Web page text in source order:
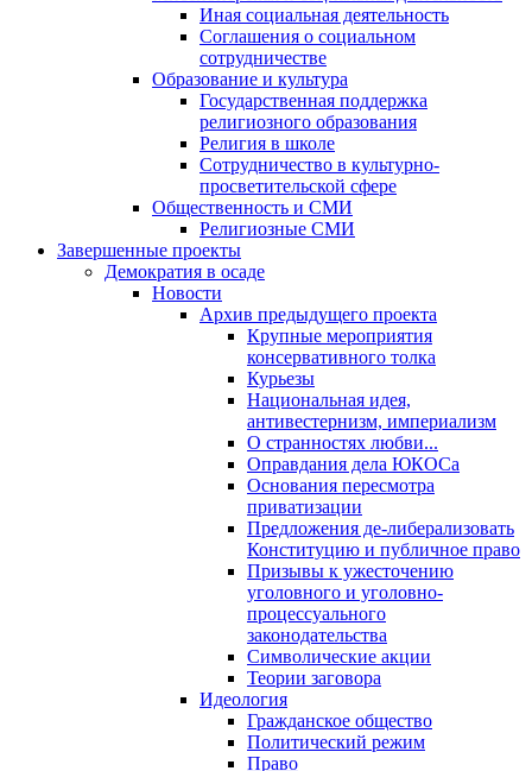
Иная социальная деятельность
Соглашения о социальном
сотрудничестве
Образование и культура
Государственная поддержка
религиозного образования
Религия в школе
Сотрудничество в культурно-
просветительской сфере
Общественность и СМИ
Религиозные СМИ
Завершенные проекты
Демократия в осаде
Новости
Архив предыдущего проекта
Крупные мероприятия
консервативного толка
Курьезы
Национальная идея,
антивестернизм, империализм
О странностях любви...
Оправдания дела ЮКОСа
Основания пересмотра
приватизации
Предложения де-либерализовать
Конституцию и публичное право
Призывы к ужесточению
уголовного и уголовно-
процессуального
законодательства
Символические акции
Теории заговора
Идеология
Гражданское общество
Политический режим
Право